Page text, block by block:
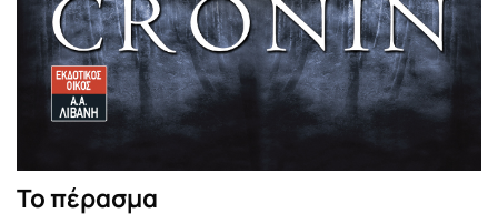
Το πέρασμα